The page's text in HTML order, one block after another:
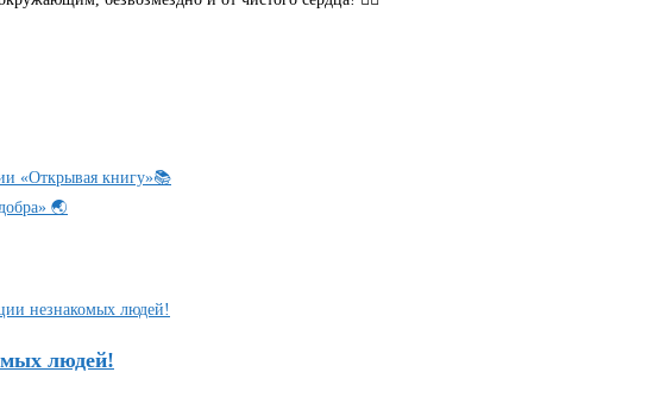
«Открывая книгу»📚
🌏
людей!